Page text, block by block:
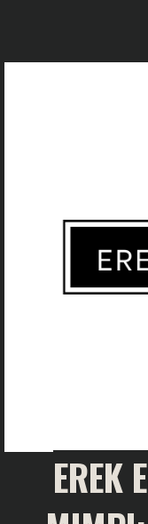
content
EREK